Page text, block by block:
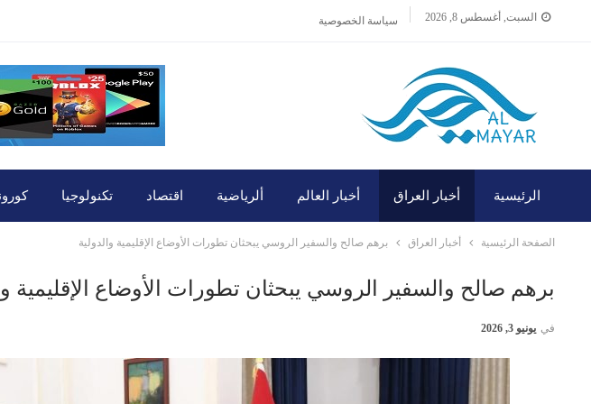
السبت, أغسطس 8, 2026 سياسة الخصوصية
الرئيسية أخبار العراق أخبار العالم ألرياضية اقتصاد تكنولوجيا
الصفحة الرئيسية أخبار العراق برهم صالح والسفير الروسي يبحثان تطورات الأوضاع الإقليمية والدولية
برهم صالح والسفير الروسي يبحثان تطورات الأوضاع الإقليمية
في يونيو 3, 2026